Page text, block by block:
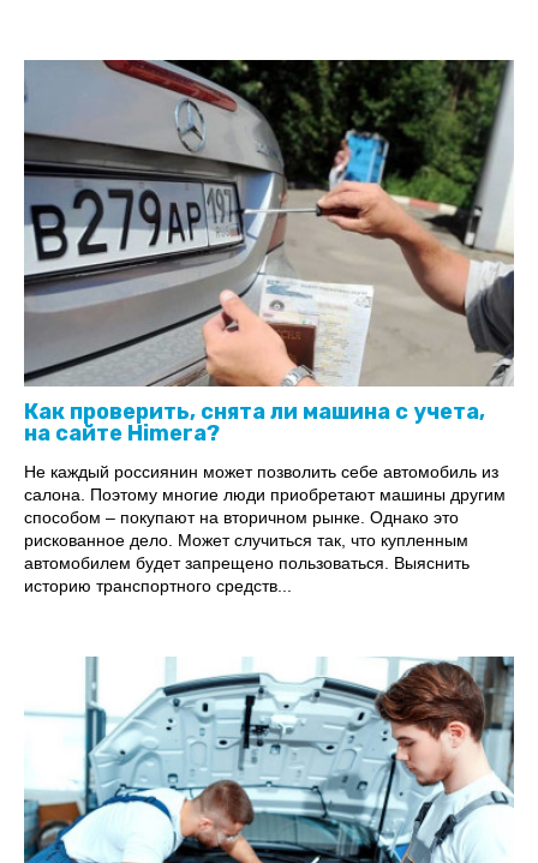
Как проверить, снята ли машина с учета,
на сайте Himera?
Не каждый россиянин может позволить себе автомобиль из
салона. Поэтому многие люди приобретают машины другим
способом – покупают на вторичном рынке. Однако это
рискованное дело. Может случиться так, что купленным
автомобилем будет запрещено пользоваться. Выяснить
историю транспортного средств...